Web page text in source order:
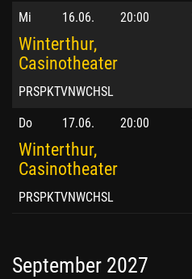
Mi 16.06. 20:00
Winterthur,
Casinotheater
PRSPKTVNWCHSL
Do 17.06. 20:00
Winterthur,
Casinotheater
PRSPKTVNWCHSL
September 2027